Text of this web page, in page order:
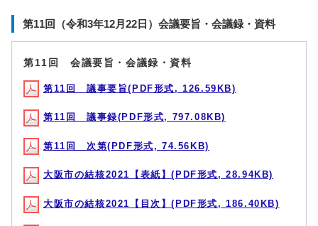
第11回（令和3年12月22日）会議要旨・会議録・資料
第11回 会議要旨・会議録・資料
第11回 議事要旨(PDF形式, 126.59KB)
第11回 議事録(PDF形式, 797.08KB)
第11回 次第(PDF形式, 74.56KB)
大阪市の結核2021【表紙】(PDF形式, 28.94KB)
大阪市の結核2021【目次】(PDF形式, 186.40KB)